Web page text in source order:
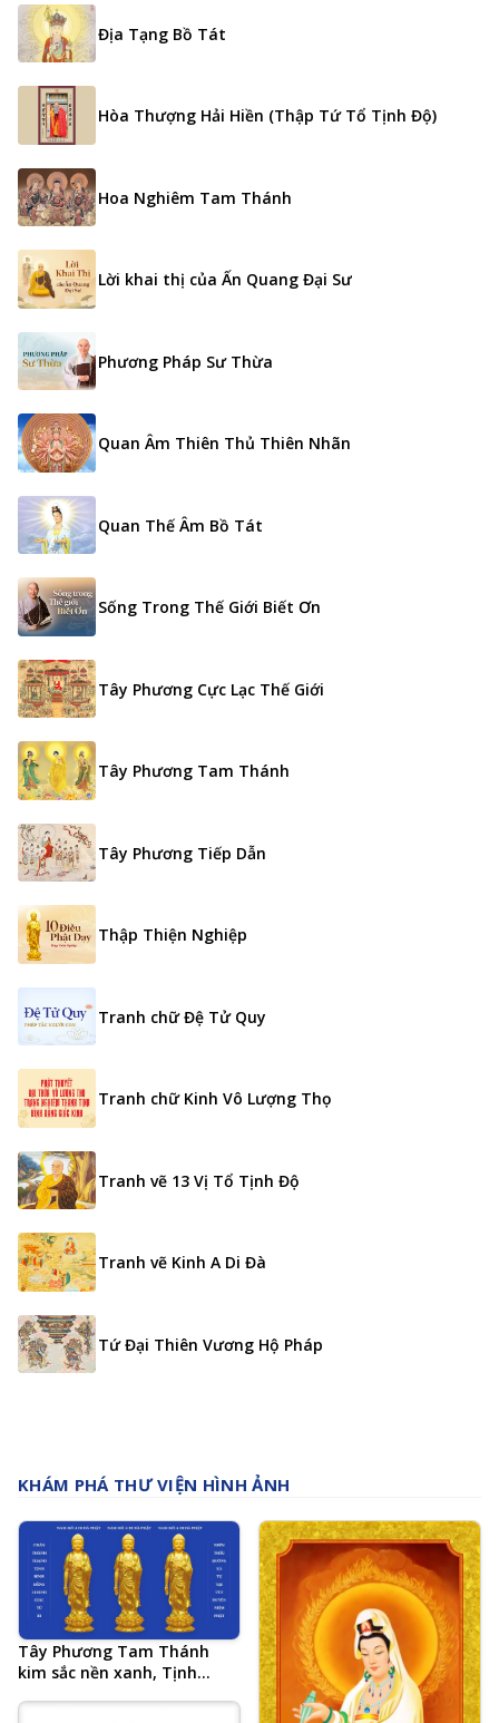
Địa Tạng Bồ Tát
Hòa Thượng Hải Hiền (Thập Tứ Tổ Tịnh Độ)
Hoa Nghiêm Tam Thánh
Lời khai thị của Ấn Quang Đại Sư
Phương Pháp Sư Thừa
Quan Âm Thiên Thủ Thiên Nhãn
Quan Thế Âm Bồ Tát
Sống Trong Thế Giới Biết Ơn
Tây Phương Cực Lạc Thế Giới
Tây Phương Tam Thánh
Tây Phương Tiếp Dẫn
Thập Thiện Nghiệp
Tranh chữ Đệ Tử Quy
Tranh chữ Kinh Vô Lượng Thọ
Tranh vẽ 13 Vị Tổ Tịnh Độ
Tranh vẽ Kinh A Di Đà
Tứ Đại Thiên Vương Hộ Pháp
KHÁM PHÁ THƯ VIỆN HÌNH ẢNH
Tây Phương Tam Thánh
kim sắc nền xanh, Tịnh